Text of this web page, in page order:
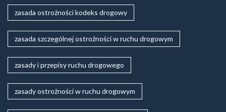
zasada ostrożności kodeks drogowy
zasada szczególnej ostrożności w ruchu drogowym
zasady i przepisy ruchu drogowego
zasady ostrożności w ruchu drogowym